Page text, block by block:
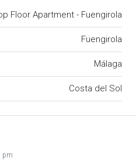
Floor Apartment - Fuengirola
Fuengirola
Málaga
Costa del Sol
pm